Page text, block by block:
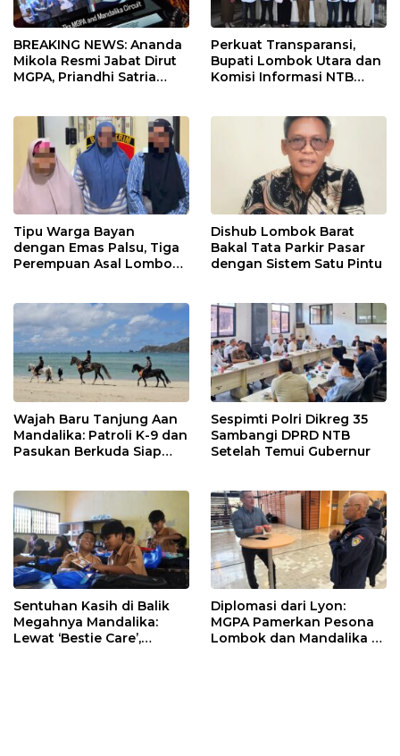
BREAKING NEWS: Ananda
Mikola Resmi Jabat Dirut
MGPA, Priandhi Satria
Perkuat Transparansi,
Bupati Lombok Utara dan
Komisi Informasi NTB
Tipu Warga Bayan
dengan Emas Palsu, Tiga
Perempuan Asal Lombok
Dishub Lombok Barat
Bakal Tata Parkir Pasar
dengan Sistem Satu Pintu
Wajah Baru Tanjung Aan
Mandalika: Patroli K-9 dan
Pasukan Berkuda Siap
Sespimti Polri Dikreg 35
Sambangi DPRD NTB
Setelah Temui Gubernur
Sentuhan Kasih di Balik
Megahnya Mandalika:
Lewat ‘Bestie Care’,
Diplomasi dari Lyon:
MGPA Pamerkan Pesona
Lombok dan Mandalika di